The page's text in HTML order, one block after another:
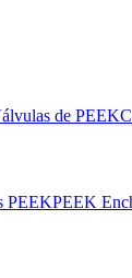
de PEEK
PEEKPEEK